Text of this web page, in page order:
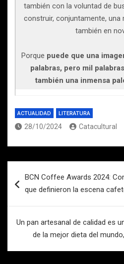
también con la voluntad de
construir, conjuntamente, una
también en
Porque puede que una
palabras, pero mil
también una inmensa
ACTUALIDAD LITERATURA
28/10/2024 Catacultural
de
BCN Coffee Awards 2024:
que definieron la escena
Un pan artesanal de calidad es
de la mejor dieta del